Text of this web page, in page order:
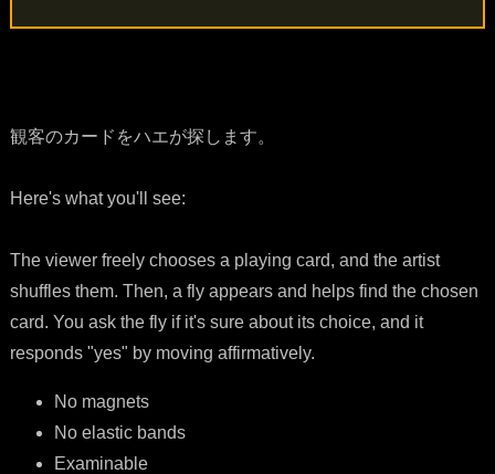
観客のカードをハエが探します。
Here's what you'll see:
The viewer freely chooses a playing card, and the artist
shuffles them. Then, a fly appears and helps find the chosen
card. You ask the fly if it's sure about its choice, and it
responds "yes" by moving affirmatively.
No magnets
No elastic bands
Examinable